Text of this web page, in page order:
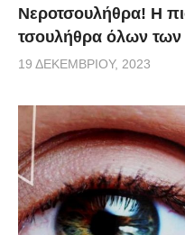
Νεροτσουλήθρα! Η
τσουλήθρα όλων
19 ΔΕΚΕΜΒΡΊΟΥ, 2023